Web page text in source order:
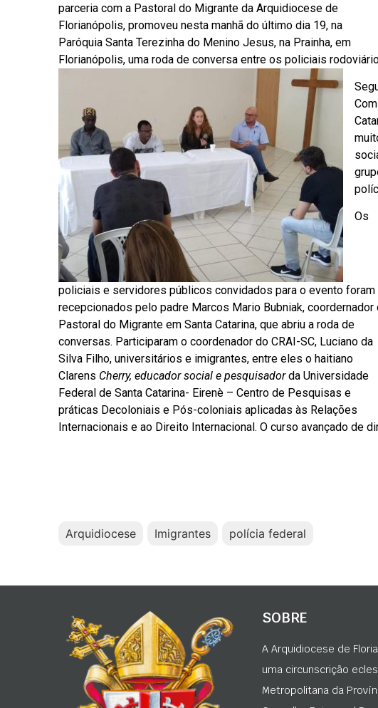
parceria com a Pastoral do Migrante da Arquidiocese de
Florianópolis, promoveu nesta manhã do último dia 19, na
Paróquia Santa Terezinha do Menino Jesus, na Prainha, em
Florianópolis, uma roda de conversa entre os policiais
Os
policiais e servidores públicos convidados para o evento foram
recepcionados pelo padre Marcos Mario Bubniak, coordernador
Pastoral do Migrante em Santa Catarina, que abriu a roda de
conversas. Participaram o coordenador do CRAI-SC, Luciano da
Silva Filho, universitários e imigrantes, entre eles o haitiano
Clarens Cherry, educador social e pesquisadorda Universidade
Federal de Santa Catarina- Eirenè – Centro de Pesquisas e
práticas Decoloniais e Pós-coloniais aplicadas às Relações
Internacionais e ao Direito Internacional. O curso avançado de
Arquidiocese Imigrantes polícia federal
SOBRE
A Arquidiocese de
uma circunscrição
Metropolitana da